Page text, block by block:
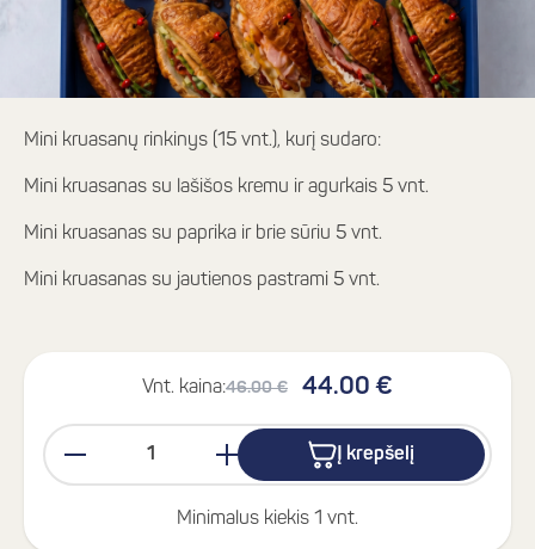
Mini kruasanų rinkinys (15 vnt.), kurį sudaro:
Mini kruasanas su lašišos kremu ir agurkais 5 vnt.
Mini kruasanas su paprika ir brie sūriu 5 vnt.
Mini kruasanas su jautienos pastrami 5 vnt.
Vnt. kaina:46.00 € 44.00 €
Į krepšelį
Minimalus kiekis 1 vnt.